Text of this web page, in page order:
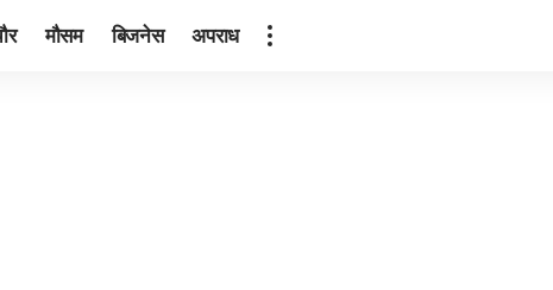
मौसम बिजनेस अपराध